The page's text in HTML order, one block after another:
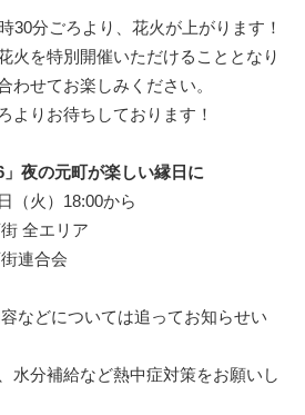
30分ごろより、花火が上がります！
火を特別開催いただけることとなり
わせてお楽しみください。
よりお待ちしております！
」夜の元町が楽しい縁日に
（火）18:00から
全エリア
連合会
などについては追ってお知らせい
水分補給など熱中症対策をお願いし